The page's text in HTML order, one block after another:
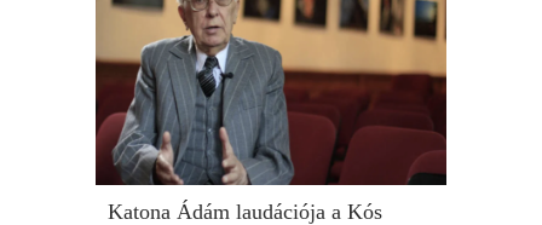
Katona Ádám laudációja a Kós